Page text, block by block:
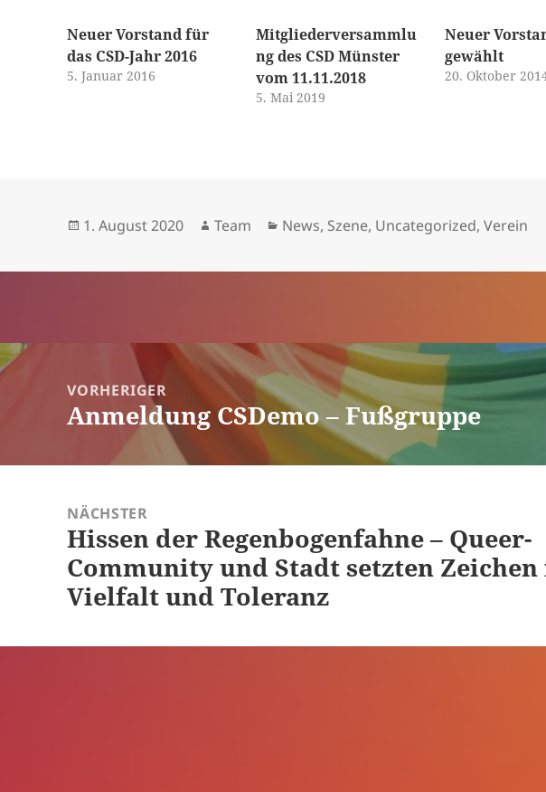
Neuer Vorstand für
das CSD-Jahr 2016
5. Januar 2016
Mitgliederversammlu
ng des CSD Münster
vom 11.11.2018
5. Mai 2019
Neuer
gewählt
20. Oktober
Veröffentlicht
1. August 2020 Autor
Team Kategorien
News, Szene, Uncategorized,Verein
Beitragsnavigation
VORHERIGER
Vorheriger
Beitrag:
Anmeldung CSDemo – Fußgruppe
NÄCHSTER
Nächster
Beitrag:
Hissen der Regenbogenfahne – Queer-
Community und Stadt setzten
Vielfalt und Toleranz